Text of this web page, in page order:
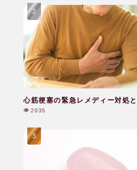
心筋梗塞の緊急レメディー対処
ア|60代|男性
2035